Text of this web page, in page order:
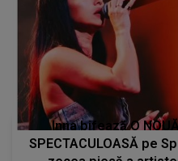
Inna bifează O
SPECTACULOASĂ pe